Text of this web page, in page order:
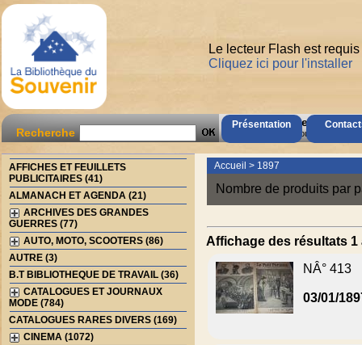
Présentation
Le lecteur Flash est
Cliquez ici pour l'installer
Recherche
AccÃ¨s Client
Mot de passe oubliÃ© ?
AFFICHES ET FEUILLETS
PUBLICITAIRES (41)
ALMANACH ET AGENDA (21)
ARCHIVES DES GRANDES
GUERRES (77)
AUTO, MOTO, SCOOTERS (86)
AUTRE (3)
B.T BIBLIOTHEQUE DE TRAVAIL (36)
CATALOGUES ET JOURNAUX
MODE (784)
CATALOGUES RARES DIVERS (169)
CINEMA (1072)
Accueil > 1897
Nombre de produits par
Affichage des résultats 1
NÂ° 413
03/01/